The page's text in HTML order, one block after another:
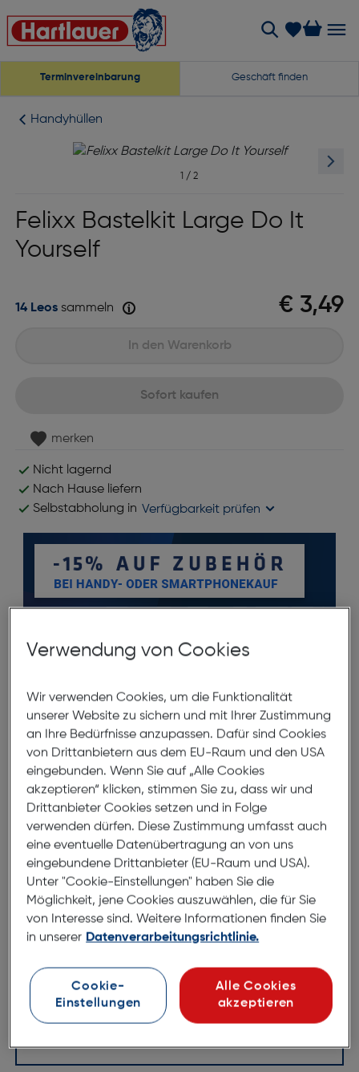
Terminvereinbarung Geschäft finden
Handyhüllen
1 / 2
Felixx Bastelkit Large Do It
Yourself
€ 3,49
14 Leossammeln
Sofort kaufen
In den Warenkorb
merken
Nicht lagernd
Nach Hause liefern
Selbstabholung in Verfügbarkeit prüfen
Produktbeschreibung
Felixx Bastelkit Large Do It Yourself
ArtNr.: 620957200
Sei Kreativ und gestallte dein
eigenes individuelles Cover
Du findest die Hülle deines Telefons langweilig?
Möchtest etwas einzigartiges kreieren?
Dann ist das felixx DIY Smartphone-Cover Bastelset
genau das richtige für Dich.
mit deiner Fantasie.
Egal ob Glitzer, Acryl Steine, Diamanten oder lustige
Aufkleber – Deiner Kreativität sind keine Grenzen
gesetzt.
Verwendung von Cookies
Wir verwenden Cookies, um die Funktionalität
unserer Website zu sichern und mit Ihrer Zustimmung
an Ihre Bedürfnisse anzupassen. Dafür sind Cookies
von Drittanbietern aus dem EU-Raum und den USA
eingebunden. Wenn Sie auf „Alle Cookies
akzeptieren“ klicken, stimmen Sie zu, dass wir und
Drittanbieter Cookies setzen und in Folge
verwenden dürfen. Diese Zustimmung umfasst auch
eine eventuelle Datenübertragung an von uns
eingebundene Drittanbieter (EU-Raum und USA).
Unter "Cookie-Einstellungen" haben Sie die
Möglichkeit, jene Cookies auszuwählen, die für Sie
von Interesse sind. Weitere Informationen finden Sie
in unserer Datenverarbeitungsrichtlinie.
Cookie-
Einstellungen
Alle Cookies
akzeptieren